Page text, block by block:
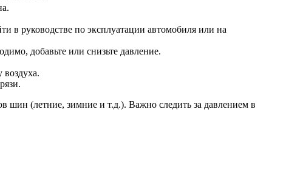
руководстве по эксплуатации автомобиля или на
добавьте или снизьте давление.
воздуха.
шин (летние, зимние и т.д.). Важно следить за давлением в